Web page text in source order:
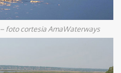
foto cortesia AmaWaterways